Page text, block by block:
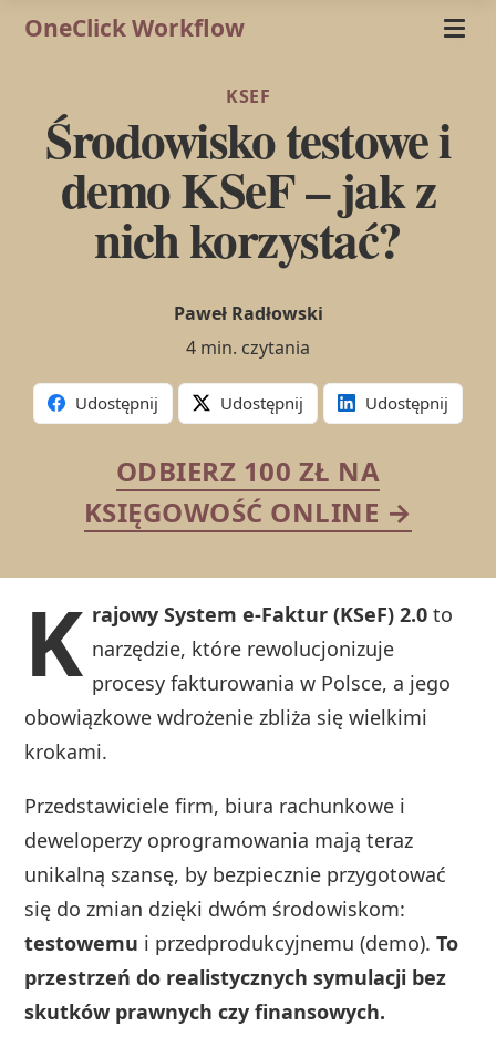
OneClick Workflow
KSEF
Środowisko testowe i
demo KSeF – jak z
nich korzystać?
Paweł Radłowski
4 min. czytania
Udostępnij Udostępnij Udostępnij
ODBIERZ 100 ZŁ NA
KSIĘGOWOŚĆ ONLINE →
K rajowy System e-Faktur (KSeF) 2.0 to
narzędzie, które rewolucjonizuje
procesy fakturowania w Polsce, a jego
obowiązkowe wdrożenie zbliża się wielkimi
krokami.
Przedstawiciele firm, biura rachunkowe i
deweloperzy oprogramowania mają teraz
unikalną szansę, by bezpiecznie przygotować
się do zmian dzięki dwóm środowiskom:
testowemu i przedprodukcyjnemu (demo).To
przestrzeń do realistycznych symulacji bez
skutków prawnych czy finansowych.